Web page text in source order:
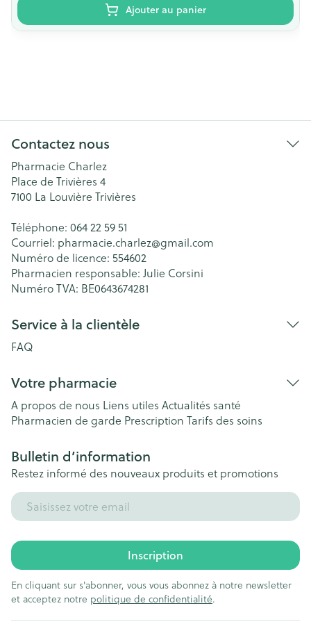
Ajouter au panier
Contactez nous
Pharmacie Charlez
Place de Trivières 4
7100 La Louvière Trivières
Téléphone: 064 22 59 51
Courriel: pharmacie.charlez@gmail.com
Numéro de licence: 554602
Pharmacien responsable: Julie Corsini
Numéro TVA: BE0643674281
Service à la clientèle
FAQ
Votre pharmacie
A propos de nous Liens utiles Actualités santé
Pharmacien de garde Prescription Tarifs des soins
Bulletin d’information
Restez informé des nouveaux produits et promotions
Adresse mail
Inscription
En cliquant sur s'abonner, vous vous abonnez à notre newsletter
et acceptez notre politique de confidentialité.